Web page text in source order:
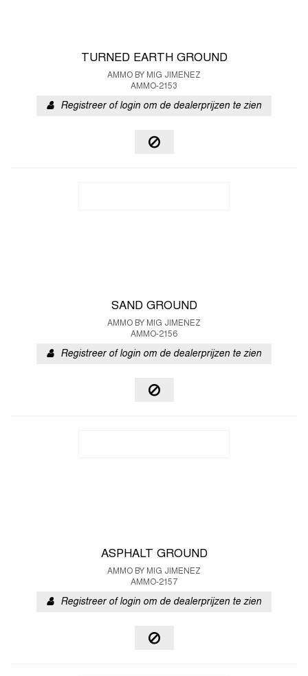
TURNED EARTH GROUND
AMMO BY MIG JIMENEZ
AMMO-2153
Registreer of login om de dealerprijzen te zien
SAND GROUND
AMMO BY MIG JIMENEZ
AMMO-2156
Registreer of login om de dealerprijzen te zien
ASPHALT GROUND
AMMO BY MIG JIMENEZ
AMMO-2157
Registreer of login om de dealerprijzen te zien